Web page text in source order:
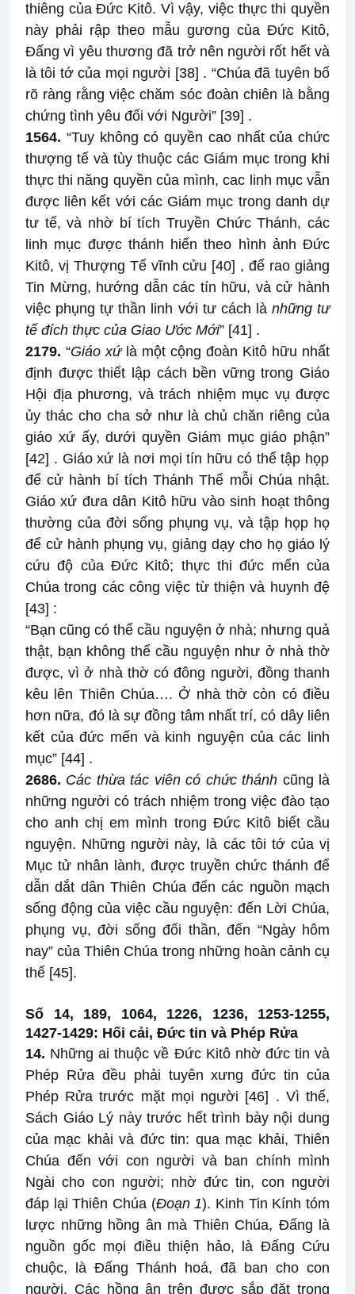
thiêng của Đức Kitô. Vì vậy, việc thực thi quyền
này phải rập theo mẫu gương của Đức Kitô,
Đấng vì yêu thương đã trở nên người rốt hết và
là tôi tớ của mọi người [38] . “Chúa đã tuyên bố
rõ ràng rằng việc chăm sóc đoàn chiên là bằng
chứng tình yêu đối với Người” [39] .
1564. “Tuy không có quyền cao nhất của chức
thượng tế và tùy thuộc các Giám mục trong khi
thực thi năng quyền của mình, cac linh mục vẫn
được liên kết với các Giám mục trong danh dự
tư tế, và nhờ bí tích Truyền Chức Thánh, các
linh mục được thánh hiến theo hình ảnh Đức
Kitô, vị Thượng Tế vĩnh cửu [40] , để rao giảng
Tin Mừng, hướng dẫn các tín hữu, và cử hành
việc phụng tự thần linh với tư cách là những tư
tế đích thực của Giao Ước Mới” [41] .
2179. “Giáo xứlà một cộng đoàn Kitô hữu nhất
định được thiết lập cách bền vững trong Giáo
Hội địa phương, và trách nhiệm mục vụ được
ủy thác cho cha sở như là chủ chăn riêng của
giáo xứ ấy, dưới quyền Giám mục giáo phận”
[42] . Giáo xứ là nơi mọi tín hữu có thể tập họp
để cử hành bí tích Thánh Thể mỗi Chúa nhật.
Giáo xứ đưa dân Kitô hữu vào sinh hoạt thông
thường của đời sống phụng vụ, và tập họp họ
để cử hành phụng vụ, giảng dạy cho họ giáo lý
cứu độ của Đức Kitô; thực thi đức mến của
Chúa trong các công việc từ thiện và huynh đệ
[43] :
“Bạn cũng có thể cầu nguyện ở nhà; nhưng quả
thật, bạn không thể cầu nguyện như ở nhà thờ
được, vì ở nhà thờ có đông người, đồng thanh
kêu lên Thiên Chúa…. Ở nhà thờ còn có điều
hơn nữa, đó là sự đồng tâm nhất trí, có dây liên
kết của đức mến và kinh nguyện của các linh
mục” [44] .
2686. Các thừa tác viên có chức thánh cũng là
những người có trách nhiệm trong việc đào tạo
cho anh chị em mình trong Đức Kitô biết cầu
nguyện. Những người này, là các tôi tớ của vị
Mục tử nhân lành, được truyền chức thánh để
dẫn dắt dân Thiên Chúa đến các nguồn mạch
sống động của việc cầu nguyện: đến Lời Chúa,
phụng vụ, đời sống đối thần, đến “Ngày hôm
nay” của Thiên Chúa trong những hoàn cảnh cụ
thể [45].
Số 14, 189, 1064, 1226, 1236, 1253-1255,
1427-1429: Hối cải, Đức tin và Phép Rửa
14. Những ai thuộc về Đức Kitô nhờ đức tin và
Phép Rửa đều phải tuyên xưng đức tin của
Phép Rửa trước mặt mọi người [46] . Vì thế,
Sách Giáo Lý này trước hết trình bày nội dung
của mạc khải và đức tin: qua mạc khải, Thiên
Chúa đến với con người và ban chính mình
Ngài cho con người; nhờ đức tin, con người
đáp lại Thiên Chúa (Đoạn 1). Kinh Tin Kính tóm
lược những hồng ân mà Thiên Chúa, Đấng là
nguồn gốc mọi điều thiện hảo, là Đấng Cứu
chuộc, là Đấng Thánh hoá, đã ban cho con
người. Các hồng ân trên được sắp đặt trong